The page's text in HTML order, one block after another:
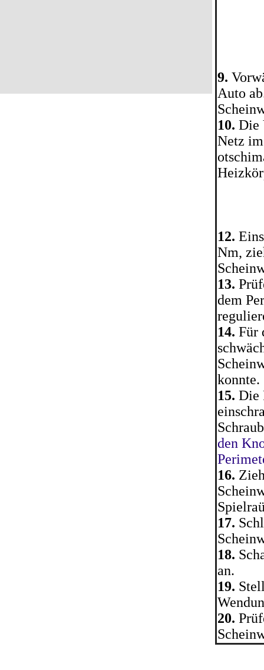
9.
Auto
10. Die
Netz
12.
Nm,
13.
dem
14. Für
konnte.
15. Die
den
16.
17.
18.
an.
19.
20.